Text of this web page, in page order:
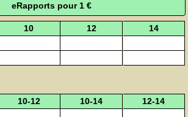
eRapports pour 1 €
10 12
14
10-12 10-14
12-14